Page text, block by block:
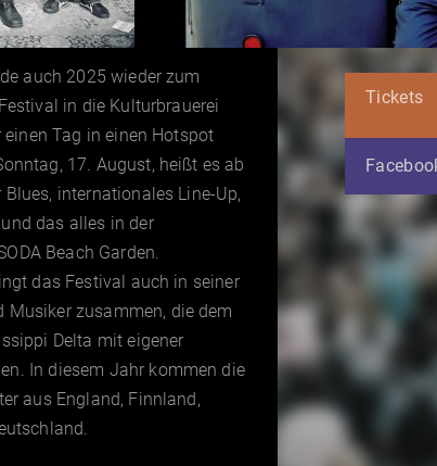
Tickets
auch 2025 wieder zum
in die Kulturbrauerei
Tag in einen Hotspot
17. August, heißt es ab
internationales Line-Up,
das alles in der
Beach Garden.
das Festival auch in seiner
Musiker zusammen, die dem
Delta mit eigener
In diesem Jahr kommen die
aus England, Finnland,